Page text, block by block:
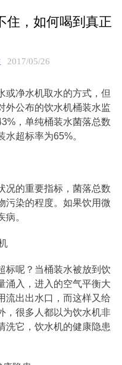
住，如何喝到真正
2017/05/26
或净水机取水的方式，但
外公布的饮水机桶装水监
，单纯桶装水菌落总数
超标率为65%。
况的重要指标，菌落总数
污染的程度。如果饮用微
。
标呢？当桶装水被放到饮
涌入，进入的空气平衡大
流出出水口，而这样又给
，很多人都以为饮水机非
洗它，饮水机的健康隐患